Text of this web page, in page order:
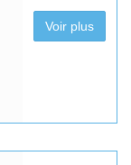
Voir plus